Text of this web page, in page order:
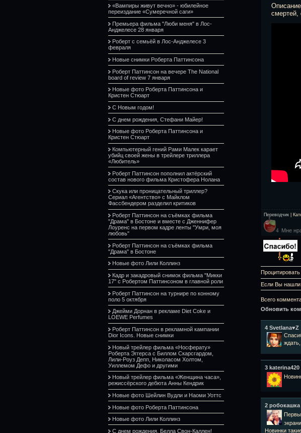
«Вампиры живут вечно» - юбилейное
переиздание «Сумеречной саги»
Премьера фильма "Люби меня" в Лос-
Анджелесе 28 января
Роберт с семьёй в Лос-Анджелесе 3
февраля
Новые снимки Роберта Паттинсона
Роберт Паттинсон на вечере The National
board of review 7 января
Новые фото Роберта Паттинсона и
Кристен Стюарт
С Новым годом!
С днем рождения, Стефани Майер!
Новые фото Роберта Паттинсона и
Кристен Стюарт
Компьютерный гений Рами Малек карает
убийц своей жены в трейлере триллера
«Любитель»
Роберт Паттинсон пополнил актёрский
состав нового фильма Кристофера Нолана
Скука или проницательный триллер?
Сериал «Агентство» с Майклом
Фассбендером разделил критиков
Роберт Паттинсон на съёмках фильма
"Драма" в Бостоне и вместе с Дженнифер
Лоуренс на первом кадре ленты "Умри, моя
любовь"
Роберт Паттинсон на съёмках фильма
"Драма" в Бостоне
Новые фото Лили Коллинз
Кадр и закадровый снимок фильма "Микки
17" с Робертом Паттинсоном в главной роли
Роберт Паттинсон на турнире по конному
поло 5 октября
Джейми Дорнан в рекламе Diet Coke и
LOEWE Perfumes
Роберт Паттинсон в рекламной кампании
Dior Icons. Новые снимки
Новый трейлер фильма «Носферату»
Роберта Эггерса с Биллом Скарсгардом,
Лили-Роуз Депп, Николасом Холтом,
Уиллемом Дефо и другими
Новый трейлер фильма «Женщина часа»,
режиссёрского дебюта Анны Кендрик
Новые фото Шейлин Вудли и Наоми Уоттс
Новые фото Роберта Паттинсона
Новые фото Лили Коллинз
С днем рождения, Белла Свон-Каллен!
смертей,
Переводчик
4 Мне
Если Вы нашли
Всего
Обновить
4 Svetlana♥Z
3 katerina420
2 робокашка
Новинки